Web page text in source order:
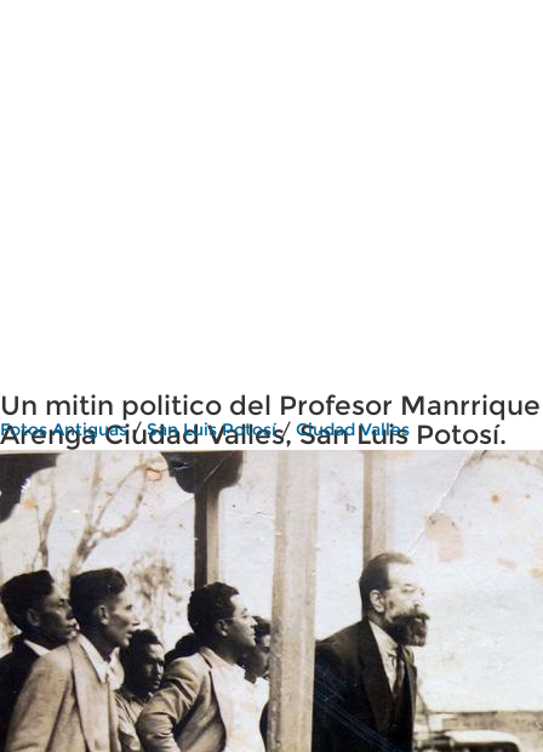
Un mitin politico del Profesor Manrrique
Arenga Ciudad Valles, San Luis Potosí.
Fotos Antiguas/San Luis Potosí/ Ciudad Valles